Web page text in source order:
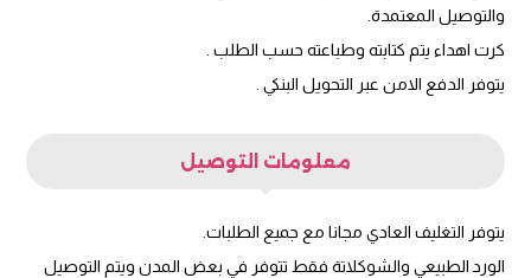
والتوصيل المعتمدة.
كرت اهداء يتم كتابته وطباعته حسب الطلب .
يتوفر الدفع الامن عبر التحويل البنكي .
معلومات التوصيل
يتوفر التغليف العادي مجانا مع جميع الطلبات.
الورد الطبيعي والشوكلاتة فقط تتوفر في بعض المدن ويتم التوصيل